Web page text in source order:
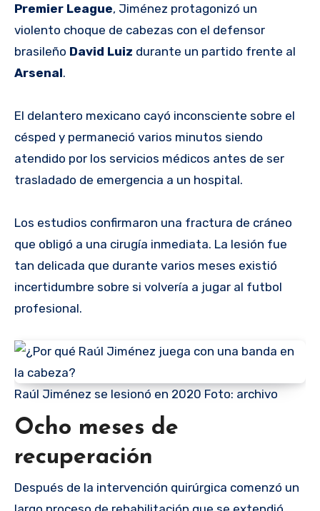
Premier League, Jiménez protagonizó un
violento choque de cabezas con el defensor
brasileño David Luiz durante un partido frente al
Arsenal.
El delantero mexicano cayó inconsciente sobre el
césped y permaneció varios minutos siendo
atendido por los servicios médicos antes de ser
trasladado de emergencia a un hospital.
Los estudios confirmaron una fractura de cráneo
que obligó a una cirugía inmediata. La lesión fue
tan delicada que durante varios meses existió
incertidumbre sobre si volvería a jugar al futbol
profesional.
Raúl Jiménez se lesionó en 2020 Foto: archivo
Ocho meses de
recuperación
Después de la intervención quirúrgica comenzó un